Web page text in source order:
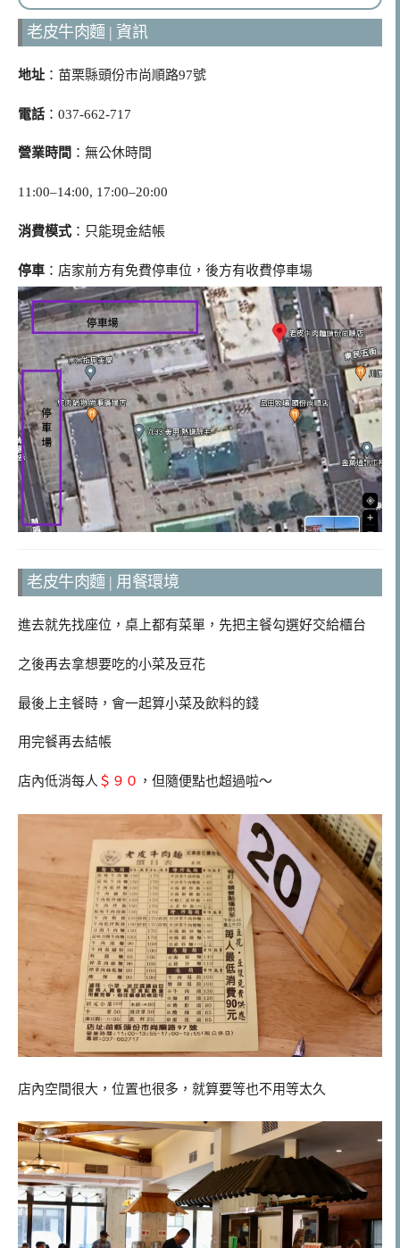
老皮牛肉麵 | 資訊
地址 ：苗栗縣頭份市尚順路97號
電話 ：037-662-717
營業時間 ：無公休時間
11:00–14:00, 17:00–20:00
消費模式 ：只能現金結帳
停車 ：店家前方有免費停車位，後方有收費停車場
老皮牛肉麵 | 用餐環境
進去就先找座位，桌上都有菜單，先把主餐勾選好交給櫃台
之後再去拿想要吃的小菜及豆花
最後上主餐時，會一起算小菜及飲料的錢
用完餐再去結帳
店內低消每人 ＄９０ ，但隨便點也超過啦～
店內空間很大，位置也很多，就算要等也不用等太久